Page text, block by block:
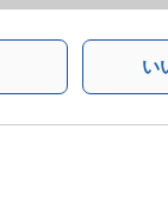
い